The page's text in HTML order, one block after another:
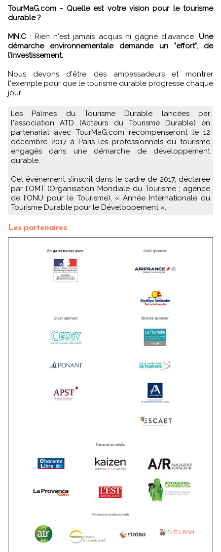
TourMaG.com - Quelle est votre vision pour le tourisme
durable ?
MN.C : Rien n'est jamais acquis ni gagné d'avance. Une
démarche environnementale demande un "effort", de
l’investissement.
Nous devons d'être des ambassadeurs et montrer
l'exemple pour que le tourisme durable progresse chaque
jour.
Les Palmes du Tourisme Durable lancées par
l'association ATD (Acteurs du Tourisme Durable) en
partenariat avec TourMaG.com récompenseront le 12
décembre 2017 à Paris les professionnels du tourisme
engagés dans une démarche de développement
durable.
Cet événement s’inscrit dans le cadre de 2017, déclarée
par l’OMT (Organisation Mondiale du Tourisme ; agence
de l’ONU pour le Tourisme), « Année Internationale du
Tourisme Durable pour le Développement ».
Les partenaires